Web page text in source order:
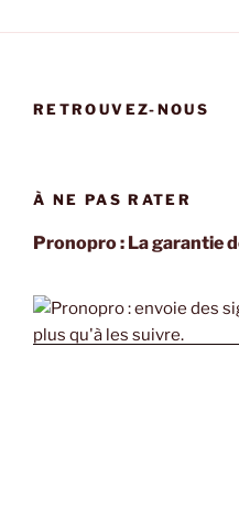
RETROUVEZ-NOUS
À NE PAS RATER
Pronopro : La garantie